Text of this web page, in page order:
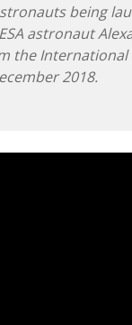
being
astronaut
the International
2018.